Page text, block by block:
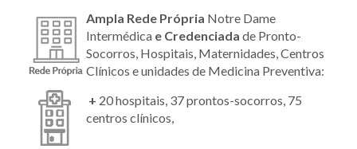
Ampla Rede Própria Notre Dame
Intermédica e Credenciada de Pronto-
Socorros, Hospitais, Maternidades, Centros
Clínicos e unidades de Medicina Preventiva:
+ 20 hospitais, 37 prontos-socorros, 75
centros clínicos,